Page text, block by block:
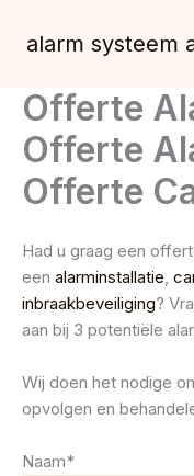
naar
inhoud
alarm systeem
Offerte
Offerte
Offerte
Had u graag een
een alarminstallatie
inbraakbeveiliging?
aan bij 3 potentiële
Wij doen het nodige
opvolgen en
Naam*